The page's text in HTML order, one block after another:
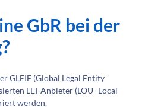
GbR bei der
GLEIF (Global Legal Entity
LEI-Anbieter (LOU- Local
werden.